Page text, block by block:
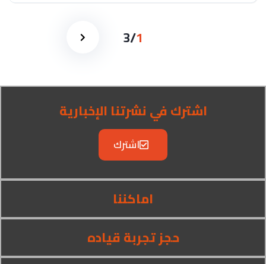
1
/
3
اشترك في نشرتنا الإخبارية
اشترك
اماكننا
حجز تجربة قياده